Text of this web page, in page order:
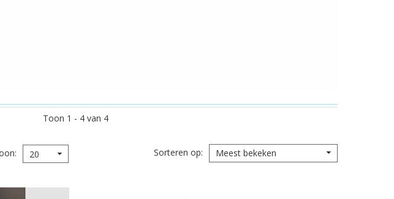
Toon 1 - 4 van 4
20 Sorteren op Meest bekeken